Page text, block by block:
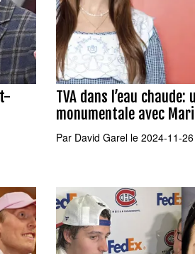
TVA dans l’eau chaude:
monumentale avec
Par David Garel le 2024-11-26